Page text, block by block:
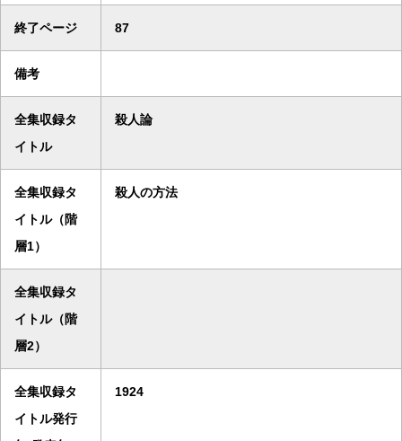
終了ページ 87
備考
全集収録タ
イトル
殺人論
全集収録タ
イトル（階
層1）
殺人の方法
全集収録タ
イトル（階
層2）
全集収録タ
イトル発行
1924